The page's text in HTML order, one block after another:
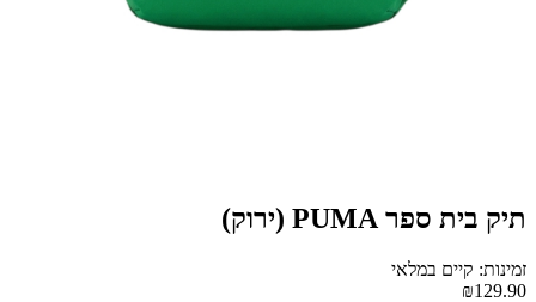
תיק בית ספר PUMA (ירוק)
זמינות: קיים במלאי
₪129.90